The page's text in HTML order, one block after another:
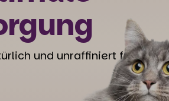
und unraffiniert für beste